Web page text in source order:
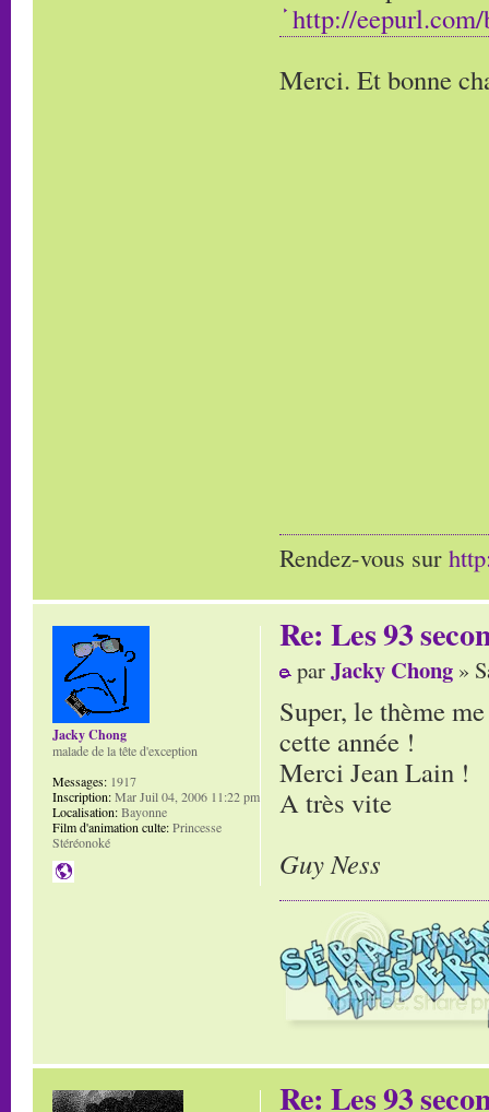
http://
Merci. Et bonne
Rendez-vous sur
Re: Les 93
parJacky Chong »
Super, le thème
cette année !
Merci Jean Lain !
A très vite
Guy Ness
Jacky Chong
malade de la tête d'exception
Messages: 1917
Inscription:Mar Juil 04, 2006 11:22 pm
Localisation:Bayonne
Film d'animation culte:Princesse
Stéréonoké
Re: Les 93